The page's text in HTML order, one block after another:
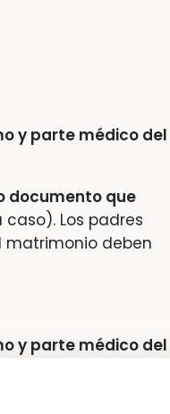
y parte médico del
documento que
Los padres
matrimonio deben
y parte médico del
con DNI, NIE o